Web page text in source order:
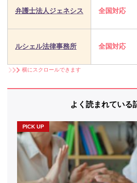
弁護士法人ジェネシス 全国対応
ルシェル法律事務所 全国対応
横にスクロールできます
よく読まれている